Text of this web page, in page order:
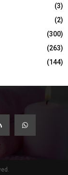
(3)
(2)
(300)
(263)
(144)